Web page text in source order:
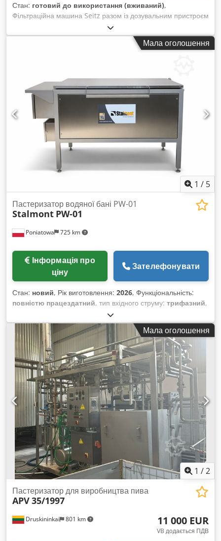
Стан: готовий до використання (вживаний),
Фільтраційна машина Seitz разом із дозувальним пристроєм
Schenk для виробництва пива доступні для продажу. 1)
Кізельгуровий рамковий фільтр Seitz Orion 60,
максимальна продуктивність: 70–80 гл/год, ефективна
дворівнева планетарна передача, кількість плит: 36,
кількість кінцевих плит: 2, розмір плит (X/Y): 600 мм / 600
мм, діаметр труб: 50 мм, номінальний прохід: NW50,
розміри машини (X/Y/Z): приблизно 3800 мм / 1100 мм /
1400 мм. 2) Дозувальний пристрій Schenk DO-S120, рік
випуску: 1971, продуктивність: близько 160 л/год,
продуктивність у швидкорежимному режимі: близько 320 л/
год, номінальний прохід: NW50, діаметр труб: 50 мм.
Документація в наявності. Огляд на місці можливий.
Cedpfewd Talex Agqjha
Мала оголошення
1 / 5
Poniatowa 725 km
Пастеризатор водяної бані PW-01
Stalmont PW-01
ціну
Зателефонувати
Стан: новий, Рік виготовлення: 2026, Функціональність:
повністю працездатний, тип вхідного струму: трифазний,
, вхідна напруга:
90 °C, ємність бака:140 л, тип регулювання висоти:
механічний, Пастеризатор для водяної бані PW-01 — це
пристрій для термічної обробки продуктів у скляній або
ПЕТ-упаковці. Технічні характеристики: Cjdpfxetyvvme
Agqoha Виконання матеріалу: нержавіюча сталь AISI 304
Живлення: 400 В Підключена потужність: 12 кВт Потужність
електронагрівачів: 12 кВт (2 × 6 кВт) Регулювання
температури через контролер (Mikster) Датчик температури
продукту 4 партійні кошики, розміри: 240 × 386 × 340 мм
Ізольований резервуар Об'єм резервуара: 200 л Кількість
партійних кошиків: 4 Розміри кошика: 240 × 386 × 340 мм
(висота)
Мала оголошення
1 /2
Druskininkai 801 km
Пастеризатор для виробництва пива
APV35/1997
11 000 EUR
VB додається ПДВ